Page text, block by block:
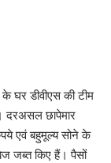
घर डीवीएस की टीम
दरअसल छापेमार
एवं बहुमूल्य सोने के
जब्त किए हैं। पैसों